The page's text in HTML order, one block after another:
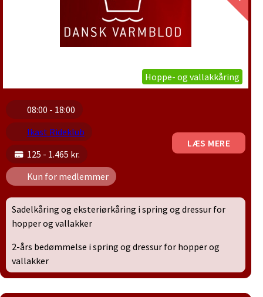
Hoppe- og vallakkåring
08:00 - 18:00
Ikast Rideklub
125 - 1.465 kr.
Kun for medlemmer
LÆS MERE
Sadelkåring og eksteriørkåring i spring og dressur for
hopper og vallakker
2-års bedømmelse i spring og dressur for hopper og
vallakker